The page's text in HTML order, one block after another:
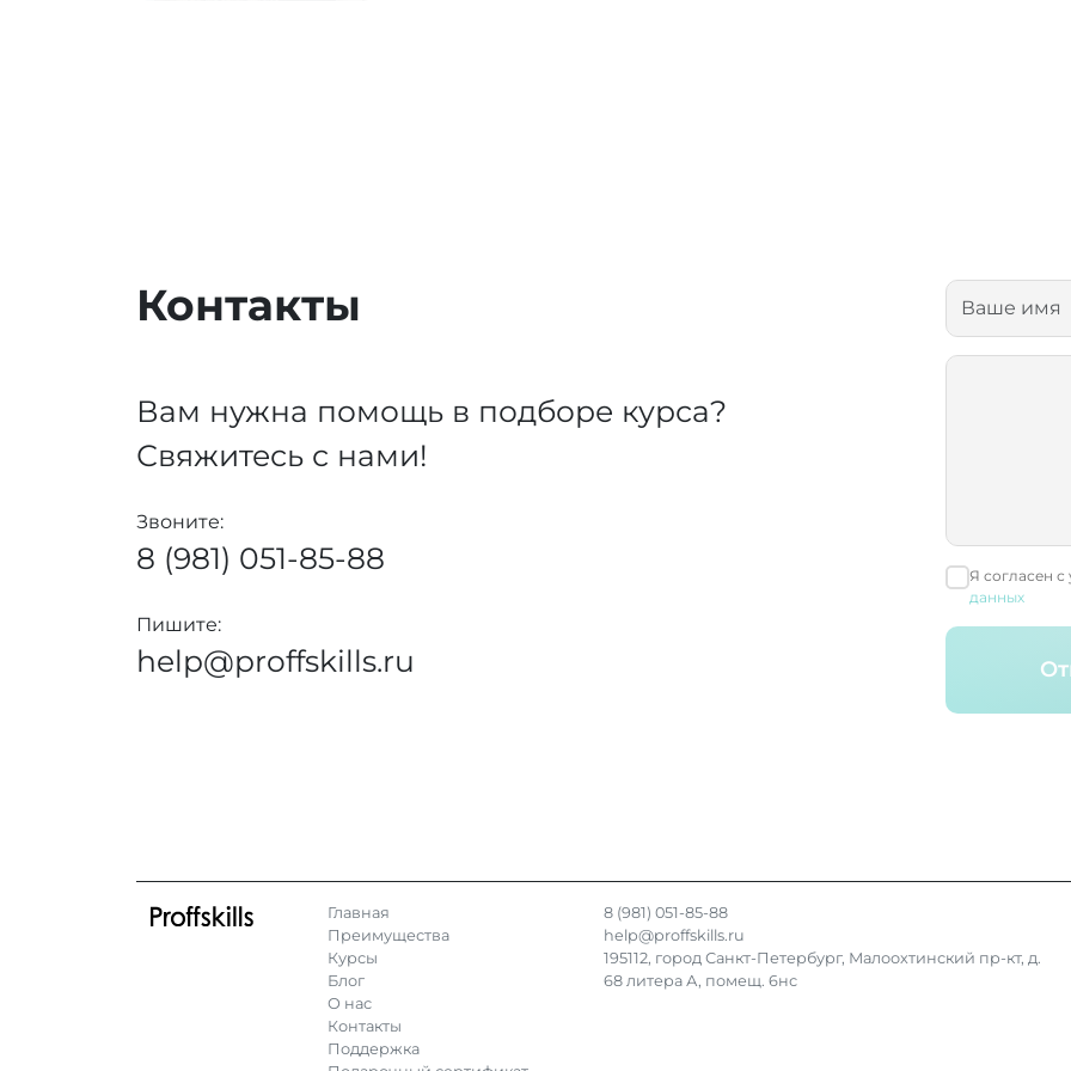
Контакты
Вам нужна помощь в подборе курса?
Свяжитесь с нами!
Звоните:
8 (981) 051-85-88
Пишите:
help@proffskills.ru
Я согласен с
данных
Главная
Преимущества
Курсы
Блог
О нас
Контакты
Поддержка
8 (981) 051-85-88
help@proffskills.ru
195112, город Санкт-Петербург, Малоохтинский пр-кт, д.
68 литера А, помещ. 6нс